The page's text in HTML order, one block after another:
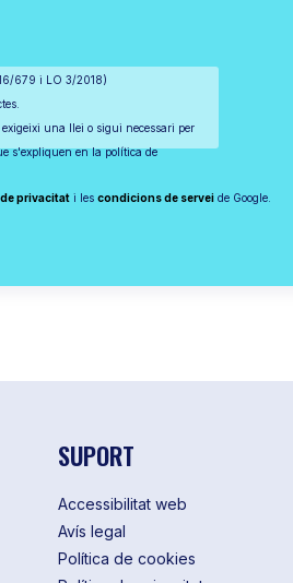
679 i LO 3/2018)
una llei o sigui necessari per
s'expliquen en la política de
privacitat i lescondicions de servei de Google.
SUPORT
Accessibilitat web
Avís legal
Política de cookies